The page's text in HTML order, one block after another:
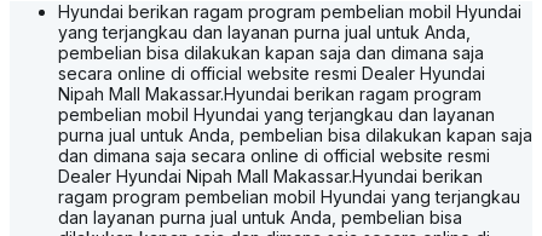
Hyundai berikan ragam program pembelian mobil Hyundai
yang terjangkau dan layanan purna jual untuk Anda,
pembelian bisa dilakukan kapan saja dan dimana saja
secara online di official website resmi Dealer Hyundai
Nipah Mall Makassar.Hyundai berikan ragam program
pembelian mobil Hyundai yang terjangkau dan layanan
purna jual untuk Anda, pembelian bisa dilakukan kapan saja
dan dimana saja secara online di official website resmi
Dealer Hyundai Nipah Mall Makassar.Hyundai berikan
ragam program pembelian mobil Hyundai yang terjangkau
dan layanan purna jual untuk Anda, pembelian bisa